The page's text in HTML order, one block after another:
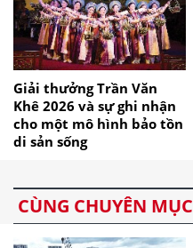
Giải thưởng Trần Văn
Khê 2026 và sự ghi nhận
cho một mô hình bảo tồn
di sản sống
CÙNG CHUYÊN MỤC